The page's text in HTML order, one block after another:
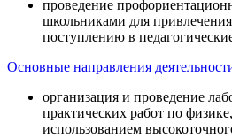
проведение
школьниками для
поступлению в
Основные направления
организация и проведение
практических работ по
использованием